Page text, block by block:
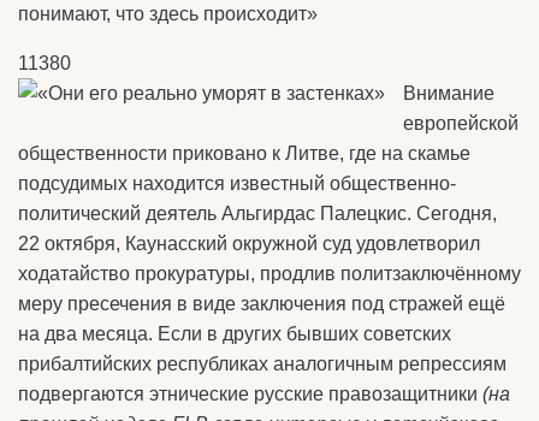
понимают, что здесь происходит»
11380
Внимание
европейской
общественности приковано к Литве, где на скамье
подсудимых находится известный общественно-
политический деятель Альгирдас Палецкис. Сегодня,
22 октября, Каунасский окружной суд удовлетворил
ходатайство прокуратуры, продлив политзаключённому
меру пресечения в виде заключения под стражей ещё
на два месяца. Если в других бывших советских
прибалтийских республиках аналогичным репрессиям
подвергаются этнические русские правозащитники (на